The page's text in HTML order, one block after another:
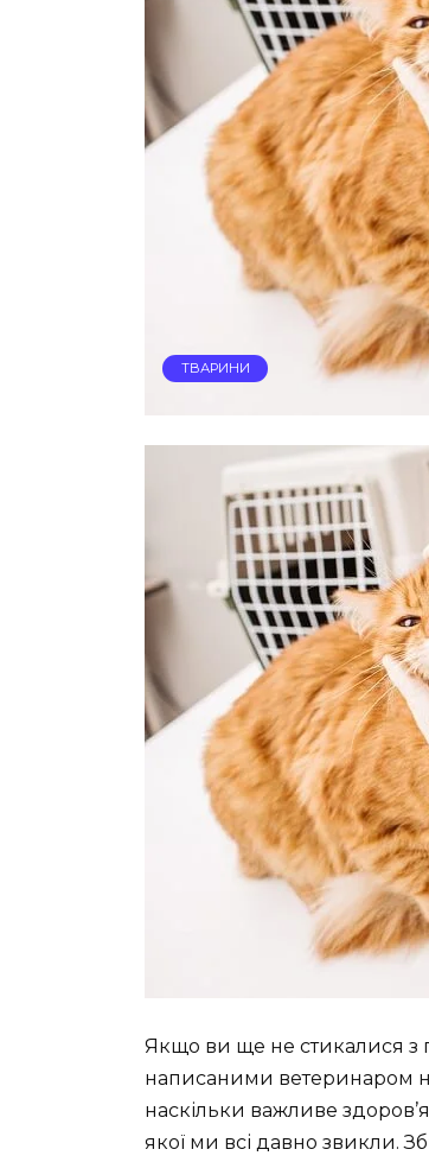
ТВАРИНИ
Якщо ви ще не стикалися з
написаними ветеринаром
наскільки важливе
якої ми всі давно звикли.